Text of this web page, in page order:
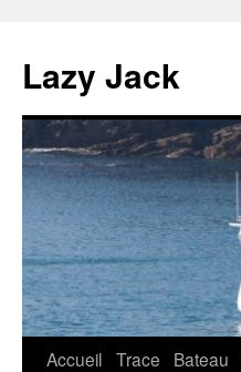
Lazy Jack
Aller
Accueil Trace Bateau